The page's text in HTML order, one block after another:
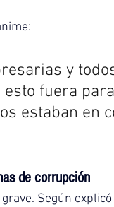
y
fuera
estaban en
de corrupción
Según